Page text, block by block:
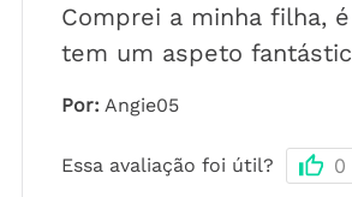
Comprei a minha filha,
tem um aspeto
Por: Angie05
Essa avaliação foi útil? 0